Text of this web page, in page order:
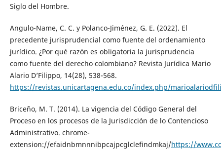
Siglo del Hombre.
Angulo-Name, C. C. y Polanco-Jiménez, G. E. (2022). El
precedente jurisprudencial como fuente del ordenamiento
jurídico. ¿Por qué razón es obligatoria la jurisprudencia
como fuente del derecho colombiano? Revista Jurídica Mario
Alario D’Filippo, 14(28), 538-568.
https://revistas.unicartagena.edu.co/index.php/
Briceño, M. T. (2014). La vigencia del Código General del
Proceso en los procesos de la Jurisdicción de lo Contencioso
Administrativo. chrome-
extension://efaidnbmnnnibpcajpcglclefindmkaj/https://